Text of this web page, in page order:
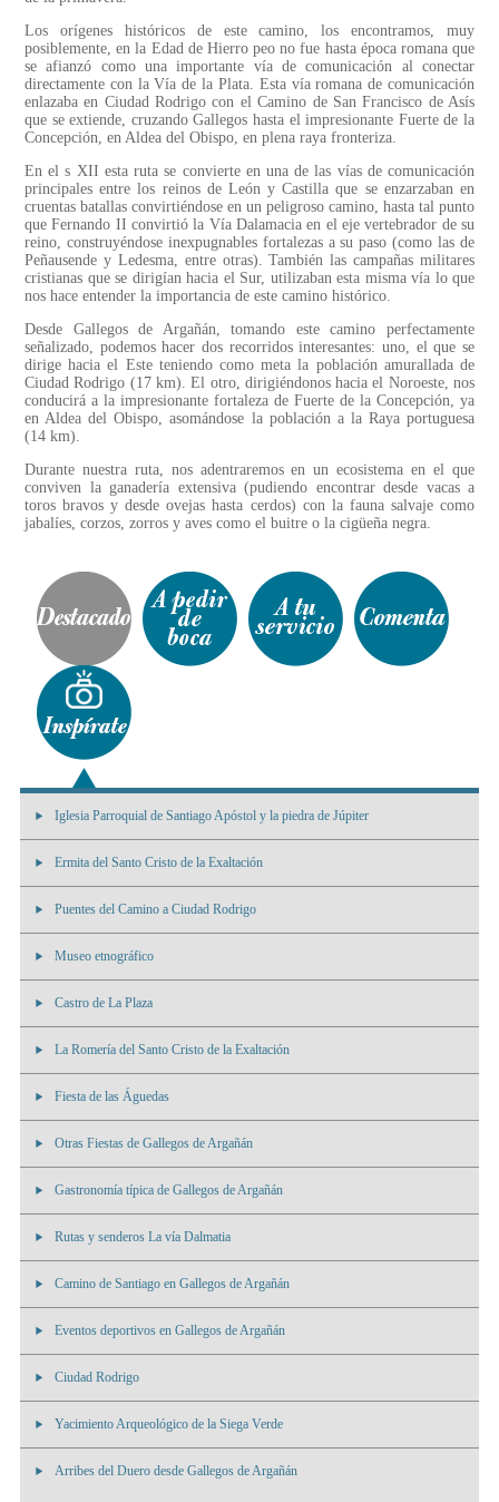
Los orígenes históricos de este camino, los encontramos, muy
posiblemente, en la Edad de Hierro peo no fue hasta época romana que
se afianzó como una importante vía de comunicación al conectar
directamente con la Vía de la Plata. Esta vía romana de comunicación
enlazaba en Ciudad Rodrigo con el Camino de San Francisco de Asís
que se extiende, cruzando Gallegos hasta el impresionante Fuerte de la
Concepción, en Aldea del Obispo, en plena raya fronteriza.
En el s XII esta ruta se convierte en una de las vías de comunicación
principales entre los reinos de León y Castilla que se enzarzaban en
cruentas batallas convirtiéndose en un peligroso camino, hasta tal punto
que Fernando II convirtió la Vía Dalamacia en el eje vertebrador de su
reino, construyéndose inexpugnables fortalezas a su paso (como las de
Peñausende y Ledesma, entre otras). También las campañas militares
cristianas que se dirigían hacia el Sur, utilizaban esta misma vía lo que
nos hace entender la importancia de este camino histórico.
Desde Gallegos de Argañán, tomando este camino perfectamente
señalizado, podemos hacer dos recorridos interesantes: uno, el que se
dirige hacia el Este teniendo como meta la población amurallada de
Ciudad Rodrigo (17 km). El otro, dirigiéndonos hacia el Noroeste, nos
conducirá a la impresionante fortaleza de Fuerte de la Concepción, ya
en Aldea del Obispo, asomándose la población a la Raya portuguesa
(14 km).
Durante nuestra ruta, nos adentraremos en un ecosistema en el que
conviven la ganadería extensiva (pudiendo encontrar desde vacas a
toros bravos y desde ovejas hasta cerdos) con la fauna salvaje como
jabalíes, corzos, zorros y aves como el buitre o la cigüeña negra.
Iglesia Parroquial de Santiago Apóstol y la piedra de Júpiter
Ermita del Santo Cristo de la Exaltación
Puentes del Camino a Ciudad Rodrigo
Museo etnográfico
Castro de La Plaza
La Romería del Santo Cristo de la Exaltación
Fiesta de las Águedas
Otras Fiestas de Gallegos de Argañán
Gastronomía típica de Gallegos de Argañán
Rutas y senderos La vía Dalmatia
Camino de Santiago en Gallegos de Argañán
Eventos deportivos en Gallegos de Argañán
Ciudad Rodrigo
Yacimiento Arqueológico de la Siega Verde
Arribes del Duero desde Gallegos de Argañán